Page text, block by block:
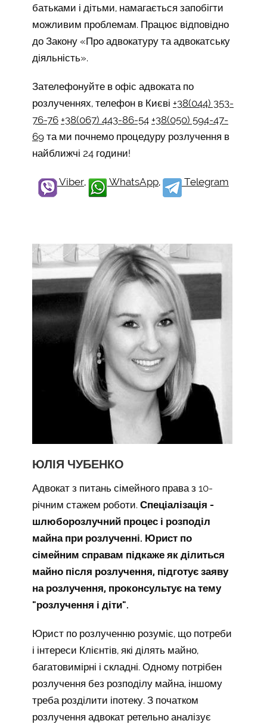
батьками і дітьми, намагається запобігти
можливим проблемам. Працює відповідно
до Закону «Про адвокатуру та адвокатську
діяльність».
Зателефонуйте в офіс адвоката по
розлученнях, телефон в Києві +38(044) 353-
76-76 +38(067) 443-86-54 +38(050) 594-47-
69 та ми почнемо процедуру розлучення в
найближчі 24 години!
Viber, WhatsApp, Telegram
ЮЛІЯ ЧУБЕНКО
Адвокат з питань сімейного права з 10-
річним стажем роботи. Спеціалізація -
шлюборозлучний процес і розподіл
майна при розлученні. Юрист по
сімейним справам підкаже як ділиться
майно після розлучення, підготує заяву
на розлучення, проконсультує на тему
"розлучення і діти".
Юрист по розлученню розуміє, що потреби
і інтереси Клієнтів, які ділять майно,
багатовимірні і складні. Одному потрібен
розлучення без розподілу майна, іншому
треба розділити іпотеку. З початком
розлучення адвокат ретельно аналізує